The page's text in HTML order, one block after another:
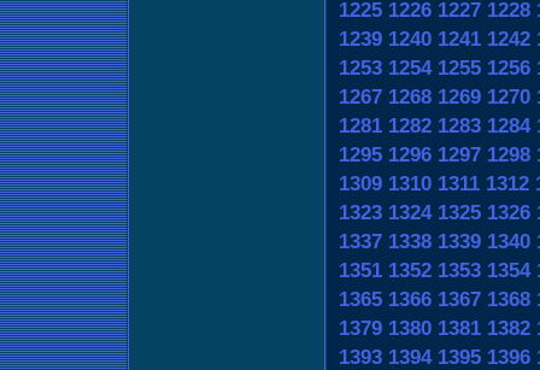
1225 1226 1227 1228
1239 1240 1241 1242
1253 1254 1255 1256
1267 1268 1269 1270
1281 1282 1283 1284
1295 1296 1297 1298
1309 1310 1311 1312
1323 1324 1325 1326
1337 1338 1339 1340
1351 1352 1353 1354
1365 1366 1367 1368
1379 1380 1381 1382
1393 1394 1395 1396